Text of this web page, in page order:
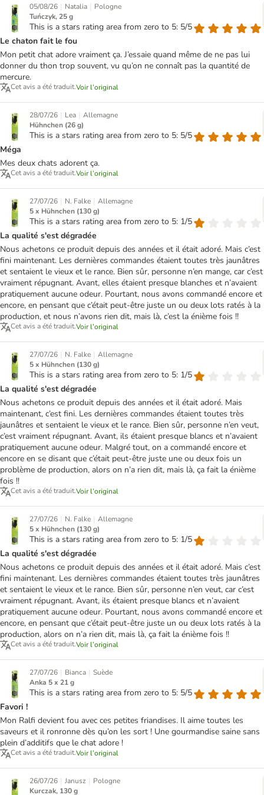
05/08/26 | Natalia | Pologne
Tuńczyk, 25 g
This is a stars rating area from zero to 5: 5/5
Le chaton fait le fou
Mon petit chat adore vraiment ça. J’essaie quand même de ne pas lui
donner du thon trop souvent, vu qu’on ne connaît pas la quantité de
mercure.
Cet avis a été traduit.Voir l’original
28/07/26 | Lea | Allemagne
Hühnchen (26 g)
This is a stars rating area from zero to 5: 5/5
Méga
Mes deux chats adorent ça.
Cet avis a été traduit.Voir l’original
27/07/26 | N. Falke | Allemagne
5 x Hühnchen (130 g)
This is a stars rating area from zero to 5: 1/5
La qualité s'est dégradée
Nous achetons ce produit depuis des années et il était adoré. Mais c’est
fini maintenant. Les dernières commandes étaient toutes très jaunâtres
et sentaient le vieux et le rance. Bien sûr, personne n’en mange, car c’est
vraiment répugnant. Avant, elles étaient presque blanches et n’avaient
pratiquement aucune odeur. Pourtant, nous avons commandé encore et
encore, en pensant que c’était peut-être juste un ou deux lots ratés à la
production, et nous n’avons rien dit, mais là, c’est la énième fois !!
Cet avis a été traduit.Voir l’original
27/07/26 | N. Falke | Allemagne
5 x Hühnchen (130 g)
This is a stars rating area from zero to 5: 1/5
La qualité s'est dégradée
Nous achetons ce produit depuis des années et il était adoré. Mais
maintenant, c’est fini. Les dernières commandes étaient toutes très
jaunâtres et sentaient le vieux et le rance. Bien sûr, personne n’en veut,
c’est vraiment répugnant. Avant, ils étaient presque blancs et n’avaient
pratiquement aucune odeur. Malgré tout, on a commandé encore et
encore en se disant que c’était peut-être juste une ou deux fois un
problème de production, alors on n’a rien dit, mais là, ça fait la énième
fois !!
Cet avis a été traduit.Voir l’original
27/07/26 | N. Falke | Allemagne
5 x Hühnchen (130 g)
This is a stars rating area from zero to 5: 1/5
La qualité s'est dégradée
Nous achetons ce produit depuis des années et il était adoré. Mais c’est
fini maintenant. Les dernières commandes étaient toutes très jaunâtres
et sentaient le vieux et le rance. Bien sûr, personne n’en veut, car c’est
vraiment répugnant. Avant, ils étaient presque blancs et n’avaient
pratiquement aucune odeur. Pourtant, nous avons commandé encore et
encore, en pensant que c’était peut-être juste un ou deux lots ratés à la
production, alors on n’a rien dit, mais là, ça fait la énième fois !!
Cet avis a été traduit.Voir l’original
27/07/26 | Bianca | Suède
Anka 5 x 21 g
This is a stars rating area from zero to 5: 5/5
Favori !
Mon Ralfi devient fou avec ces petites friandises. Il aime toutes les
saveurs et il ronronne dès qu’on les sort ! Une gourmandise saine sans
plein d’additifs que le chat adore !
Cet avis a été traduit.Voir l’original
26/07/26 | Janusz | Pologne
Kurczak, 130 g